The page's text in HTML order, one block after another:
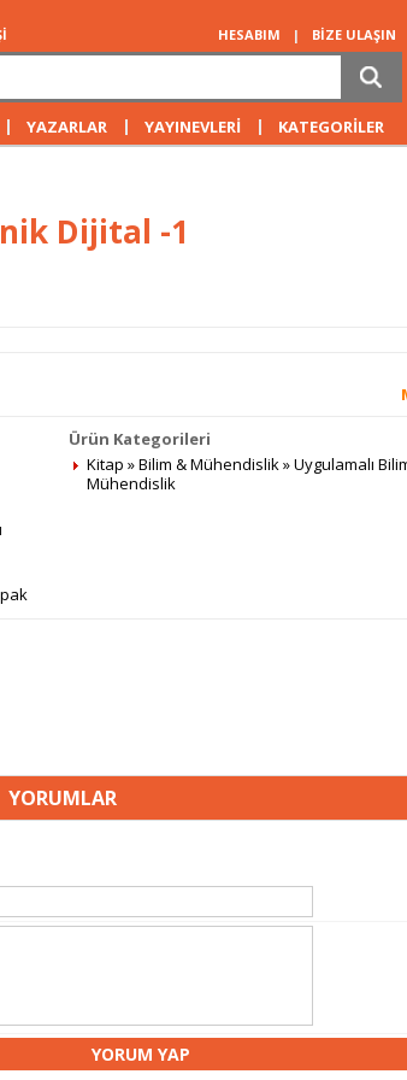
HESABIM | BİZE ULAŞIN
| YAZARLAR | YAYINEVLERİ | KATEGORİLER
Dijital -1
Ürün Kategorileri
Kitap »Bilim & Mühendislik»Uygulamalı
Mühendislik
YORUMLAR